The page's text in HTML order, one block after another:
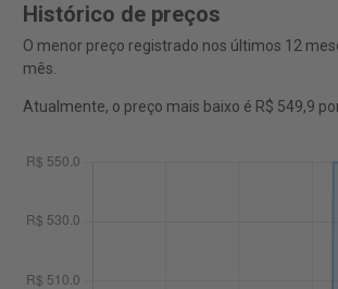
Histórico de preços
O menor preço registrado nos últimos 12
mês.
Atualmente, o preço mais baixo é R$ 549,9